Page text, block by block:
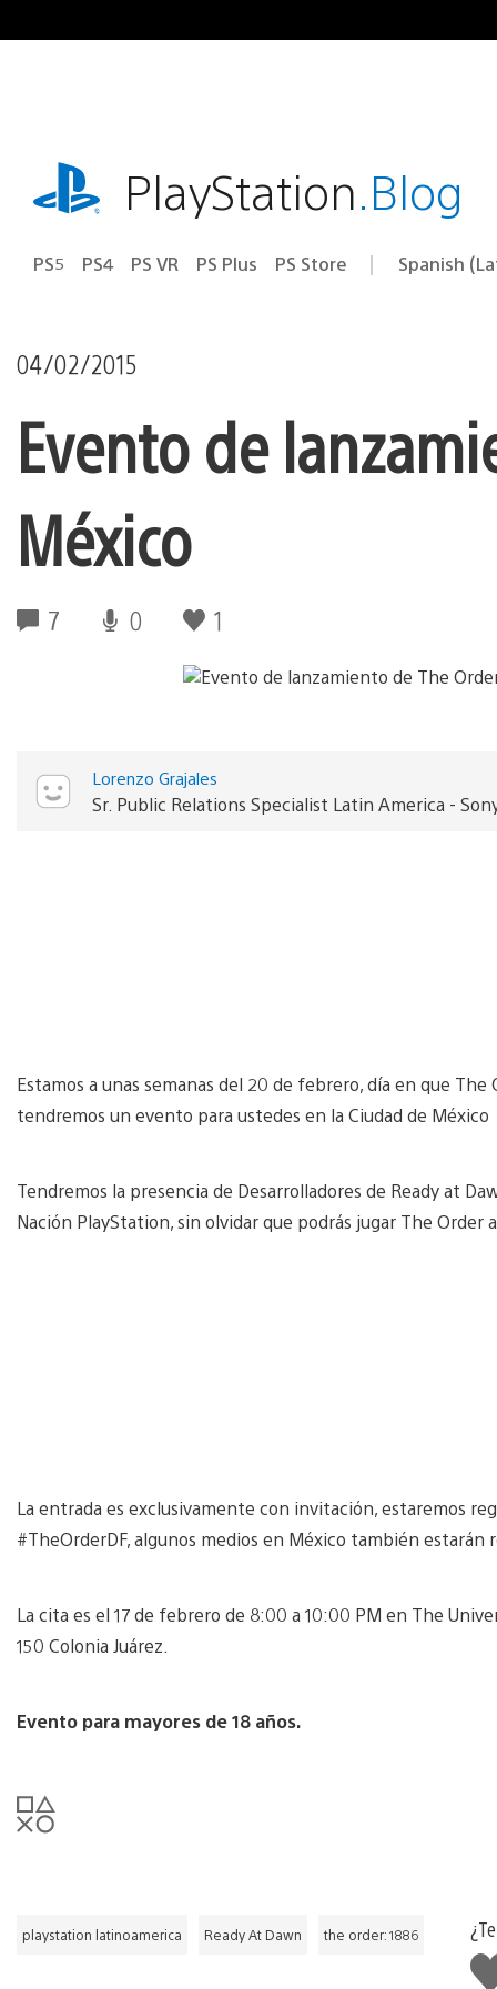
al
playstation.comPlayStation.Blog
PS5 PS4 PS VR PS Plus PS Store Elige
Región
Spanish
04/02/2015
Evento de
México
7 0 1
Lorenzo Grajales
Sr. Public Relations Specialist Latin America -
Estamos a unas semanas del 20 de febrero, día en que
tendremos un evento para ustedes en la Ciudad de México
Tendremos la presencia de Desarrolladores de Ready at
Nación PlayStation, sin olvidar que podrás jugar The Order
La entrada es exclusivamente con invitación, estaremos
#TheOrderDF, algunos medios en México también estarán
La cita es el 17 de febrero de 8:00 a 10:00 PM en The
150 Colonia Juárez.
Evento para mayores de 18 años.
playstation latinoamerica Ready At Dawn the order: 1886
Me